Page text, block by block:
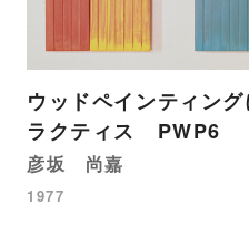
ウッドペインティン
ラクティス PWP6
彦坂 尚嘉
1977